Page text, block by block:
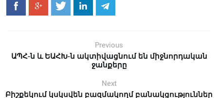
Previous
ԱՊՀ-ն և ԵԱՀԽ-ն ակտիվացնում են միջնորդական
ջանքերը
Next
Բիշքեկում կսկսվեն բազմակողմ բանակցություններ